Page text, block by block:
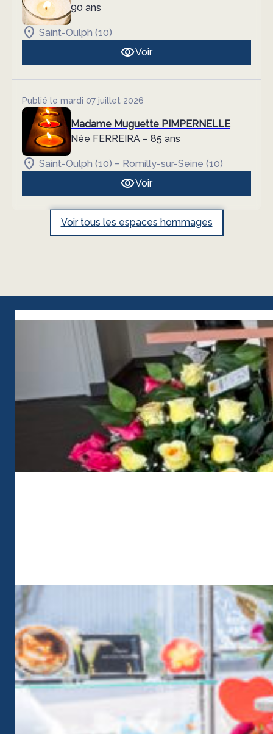
90 ans
Saint-Oulph (10)
Voir
Publié le mardi 07 juillet 2026
Madame Muguette PIMPERNELLE
Née FERREIRA – 85 ans
Saint-Oulph (10) – Romilly-sur-Seine (10)
Voir
Voir tous les espaces hommages